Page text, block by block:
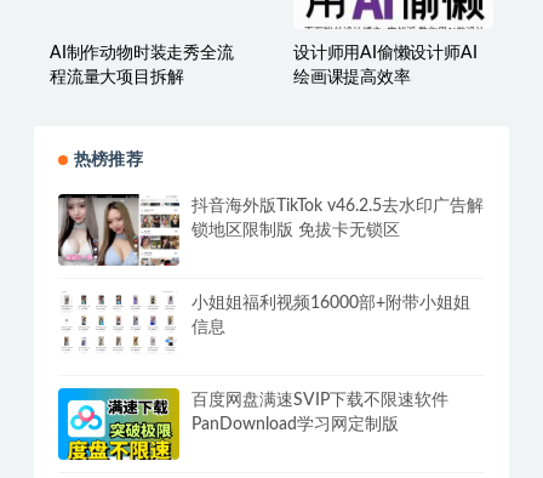
AI制作动物时装走秀全流
程流量大项目拆解
设计师用AI偷懒设计师AI
绘画课提高效率
热榜推荐
抖音海外版TikTok v46.2.5去水印广告解
锁地区限制版 免拔卡无锁区
小姐姐福利视频16000部+附带小姐姐
信息
百度网盘满速SVIP下载不限速软件
PanDownload学习网定制版